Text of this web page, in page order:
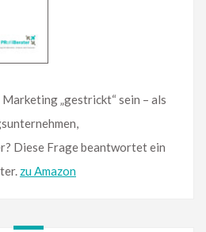
„gestrickt“ sein – als
Diese Frage beantwortet ein
zu Amazon